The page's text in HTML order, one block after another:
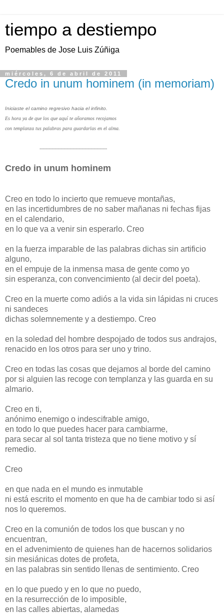
tiempo a destiempo
Poemables de Jose Luis Zúñiga
miércoles, 6 de abril de 2011
Credo in unum hominem (in memoriam)
Iniciaste el camino regresivo hacia el infinito.
Es hora ya de que los que aquí te añoramos recojamos
con templanza tus palabras para guardarlas en el alma.
---------------------------------------------
Credo in unum hominem
Creo en todo lo incierto que remueve montañas,
en las incertidumbres de no saber mañanas ni fechas fijas
en el calendario,
en lo que va a venir sin esperarlo. Creo
en la fuerza imparable de las palabras dichas sin artificio
alguno,
en el empuje de la inmensa masa de gente como yo
sin esperanza, con convencimiento (al decir del poeta).
Creo en la muerte como adiós a la vida sin lápidas ni cruces
ni sandeces
dichas solemnemente y a destiempo. Creo
en la soledad del hombre despojado de todos sus andrajos,
renacido en los otros para ser uno y trino.
Creo en todas las cosas que dejamos al borde del camino
por si alguien las recoge con templanza y las guarda en su
almario.
Creo en ti,
anónimo enemigo o indescifrable amigo,
en todo lo que puedes hacer para cambiarme,
para secar al sol tanta tristeza que no tiene motivo y sí
remedio.
Creo
en que nada en el mundo es inmutable
ni está escrito el momento en que ha de cambiar todo si así
nos lo queremos.
Creo en la comunión de todos los que buscan y no
encuentran,
en el advenimiento de quienes han de hacernos solidarios
sin mesiánicas dotes de profeta,
en las palabras sin sentido llenas de sentimiento. Creo
en lo que puedo y en lo que no puedo,
en la resurrección de lo imposible,
en las calles abiertas, alamedas